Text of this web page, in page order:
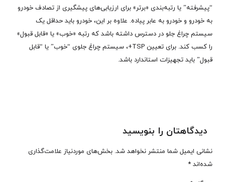
“پیشرفته” یا رتبه‌بندی «برتر» برای ارزیابی‌های پیشگیری از تصادف خودرو
به خودرو و خودرو به عابر پیاده. علاوه بر این، خودرو باید حداقل یک
سیستم چراغ جلو در دسترس داشته باشد که رتبه «خوب» یا «قابل قبول»
را کسب کند. برای تعیین TSP+، سیستم چراغ جلوی “خوب” یا “قابل
قبول” باید تجهیزات استاندارد باشد.
دیدگاهتان را بنویسید
نشانی ایمیل شما منتشر نخواهد شد. بخش‌های موردنیاز علامت‌گذاری
شده‌اند *